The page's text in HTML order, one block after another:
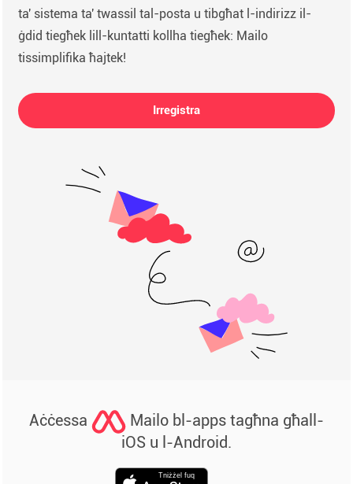
ta' sistema ta' twassil tal-posta u tibgħat l-indirizz il-
ġdid tiegħek lill-kuntatti kollha tiegħek: Mailo
tissimplifika ħajtek!
Irregistra
Aċċessa
Mailo bl-apps tagħna għall-
iOS u l-Android.
Tniżżel fuq